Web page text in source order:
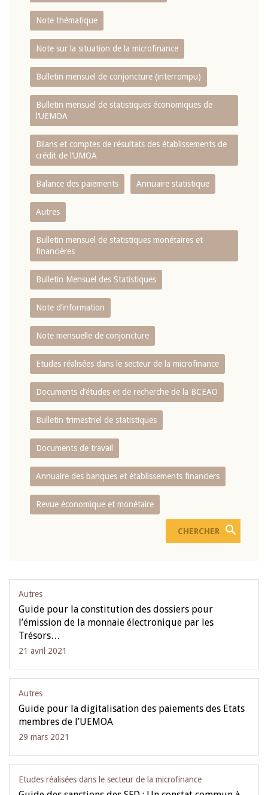
Note thématique
Note sur la situation de la microfinance
Bulletin mensuel de conjoncture (interrompu)
Bulletin mensuel de statistiques économiques de
l‘UEMOA
Bilans et comptes de résultats des établissements de
crédit de l‘UMOA
Balance des paiements Annuaire statistique
Autres
Bulletin mensuel de statistiques monétaires et
financières
Bulletin Mensuel des Statistiques
Note d’information
Note mensuelle de conjoncture
Etudes réalisées dans le secteur de la microfinance
Documents d’études et de recherche de la BCEAO
Bulletin trimestriel de statistiques
Documents de travail
Annuaire des banques et établissements financiers
Revue économique et monétaire
Autres
Guide pour la constitution des dossiers pour
l’émission de la monnaie électronique par les
Trésors…
21 avril 2021
Autres
Guide pour la digitalisation des paiements des Etats
membres de l’UEMOA
29 mars 2021
Etudes réalisées dans le secteur de la microfinance